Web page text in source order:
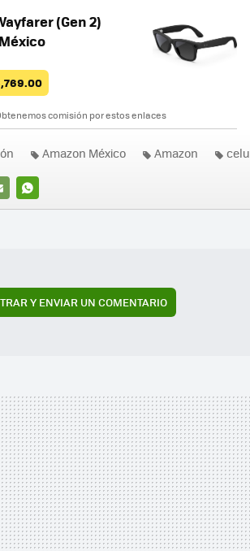
(Gen 2)
comisión por estos enlaces
WHATSAPP
Amazon México Amazon
Y ENVIAR UN COMENTARIO